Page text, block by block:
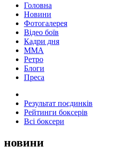
Головна
Новини
Фотогалерея
Відео боїв
Кадри дня
ММА
Ретро
Блоги
Преса
Результат поєдинків
Рейтинги боксерів
Всі боксери
новини